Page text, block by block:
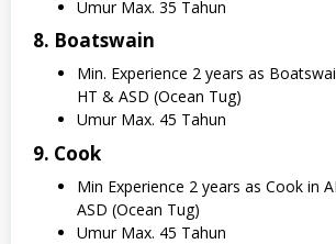
Umur Max. 35 Tahun
8. Boatswain
Min. Experience 2 years as
HT & ASD (Ocean Tug)
Umur Max. 45 Tahun
9. Cook
Min Experience 2 years as Cook in
ASD (Ocean Tug)
Umur Max. 45 Tahun